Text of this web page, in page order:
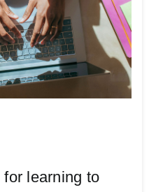
learning to